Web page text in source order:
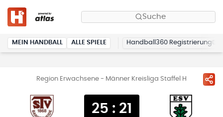
Suche
MEIN HANDBALL ALLE SPIELE Handball360 Registrierung
Region Erwachsene - Männer Kreisliga Staffel H
25 : 21